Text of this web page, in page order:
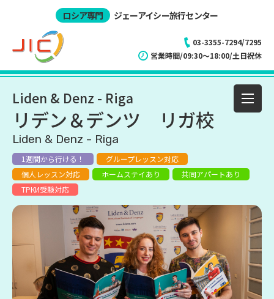
ロシア専門 ジェーアイシー旅行センター
03-3355-7294/7295
営業時間/09:30～18:00/土日祝休
Liden & Denz - Riga
リデン＆デンツ リガ校
Liden & Denz - Riga
1週間から行ける！
グループレッスン対応
個人レッスン対応
ホームステイあり
共同アパートあり
ТРКИ受験対応